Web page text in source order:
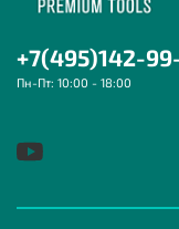
+7(495)142-
Пн-Пт: 10:00 - 18:00